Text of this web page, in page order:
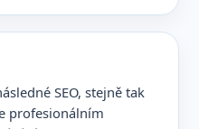
SEO, stejně tak
profesionálním